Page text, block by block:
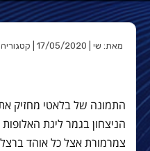
מאת: שי | 17/05/2020 | קטגוריה:
התמונה של בלאטי מחזיק
צמרמורת אצל כל אוהד